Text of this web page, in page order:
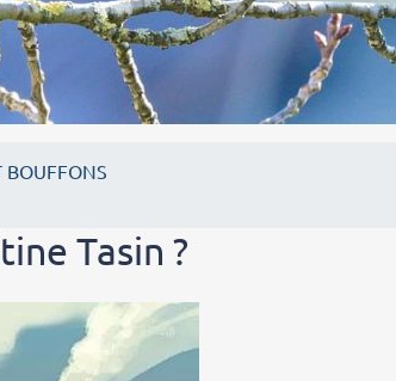
BOUFFONS
Tasin ?